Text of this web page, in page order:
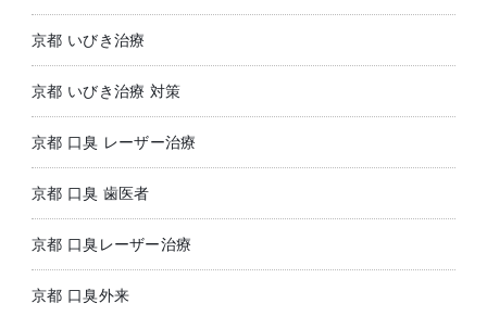
京都 いびき治療
京都 いびき治療 対策
京都 口臭 レーザー治療
京都 口臭 歯医者
京都 口臭レーザー治療
京都 口臭外来